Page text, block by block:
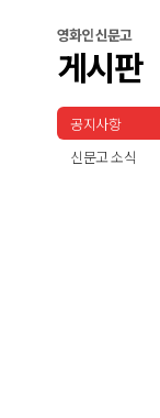
영화인 신문고
게시판
공지사항
신문고 소식